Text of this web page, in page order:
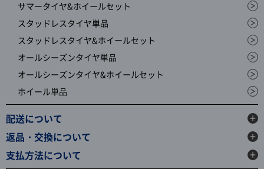
サマータイヤ&ホイールセット
スタッドレスタイヤ単品
スタッドレスタイヤ&ホイールセット
オールシーズンタイヤ単品
オールシーズンタイヤ&ホイールセット
ホイール単品
配送について
返品・交換について
支払方法について